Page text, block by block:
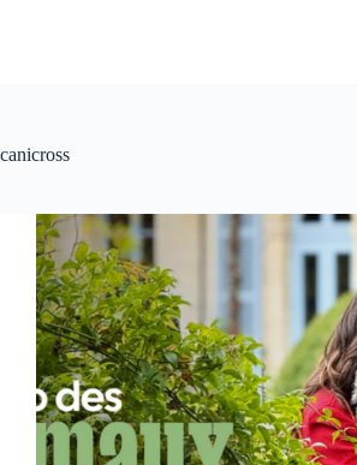
canicross